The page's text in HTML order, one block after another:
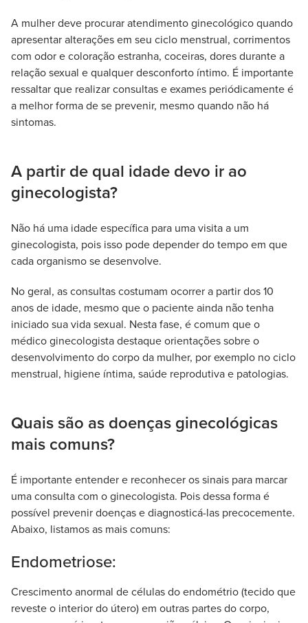
A mulher deve procurar atendimento ginecológico quando
apresentar alterações em seu ciclo menstrual, corrimentos
com odor e coloração estranha, coceiras, dores durante a
relação sexual e qualquer desconforto íntimo. É importante
ressaltar que realizar consultas e exames periódicamente é
a melhor forma de se prevenir, mesmo quando não há
sintomas.
A partir de qual idade devo ir ao
ginecologista?
Não há uma idade específica para uma visita a um
ginecologista, pois isso pode depender do tempo em que
cada organismo se desenvolve.
No geral, as consultas costumam ocorrer a partir dos 10
anos de idade, mesmo que o paciente ainda não tenha
iniciado sua vida sexual. Nesta fase, é comum que o
médico ginecologista destaque orientações sobre o
desenvolvimento do corpo da mulher, por exemplo no ciclo
menstrual, higiene íntima, saúde reprodutiva e patologias.
Quais são as doenças ginecológicas
mais comuns?
É importante entender e reconhecer os sinais para marcar
uma consulta com o ginecologista. Pois dessa forma é
possível prevenir doenças e diagnosticá-las precocemente.
Abaixo, listamos as mais comuns:
Endometriose:
Crescimento anormal de células do endométrio (tecido que
reveste o interior do útero) em outras partes do corpo,